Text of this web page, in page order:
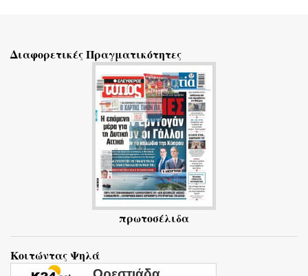
λ
Διαφορετικές Πραγματικότητες
πρωτοσέλιδα
Κοιτώντας Ψηλά